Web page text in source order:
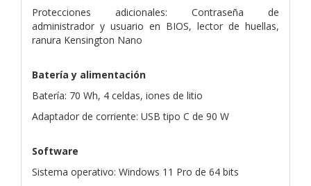
Protecciones adicionales: Contraseña de
administrador y usuario en BIOS, lector de huellas,
ranura Kensington Nano
Batería y alimentación
Batería: 70 Wh, 4 celdas, iones de litio
Adaptador de corriente: USB tipo C de 90 W
Software
Sistema operativo: Windows 11 Pro de 64 bits